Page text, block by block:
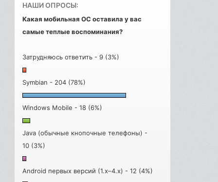
НАШИ ОПРОСЫ:
Какая мобильная ОС оставила у вас
самые теплые воспоминания?
Затрудняюсь ответить - 9 (3%)
Symbian - 204 (78%)
Windows Mobile - 18 (6%)
Java (обычные кнопочные телефоны) -
10 (3%)
Android первых версий (1.x–4.x) - 12 (4%)